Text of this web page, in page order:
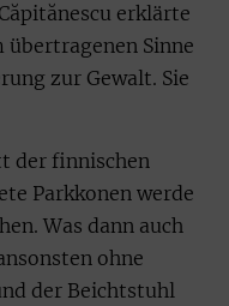
erklärte
übertragenen Sinne
zur Gewalt. Sie
der finnischen
Parkkonen werde
Was dann auch
ohne
der Beichtstuhl